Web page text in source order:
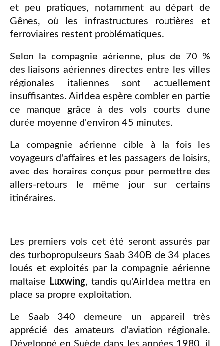
et peu pratiques, notamment au départ de
Gênes, où les infrastructures routières et
ferroviaires restent problématiques.
Selon la compagnie aérienne, plus de 70 %
des liaisons aériennes directes entre les villes
régionales italiennes sont actuellement
insuffisantes. AirIdea espère combler en partie
ce manque grâce à des vols courts d'une
durée moyenne d'environ 45 minutes.
La compagnie aérienne cible à la fois les
voyageurs d'affaires et les passagers de loisirs,
avec des horaires conçus pour permettre des
allers-retours le même jour sur certains
itinéraires.
Les premiers vols cet été seront assurés par
des turbopropulseurs Saab 340B de 34 places
loués et exploités par la compagnie aérienne
maltaise Luxwing, tandis qu'AirIdea mettra en
place sa propre exploitation.
Le Saab 340 demeure un appareil très
apprécié des amateurs d'aviation régionale.
Développé en Suède dans les années 1980, il